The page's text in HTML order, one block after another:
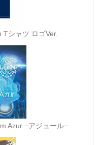
シャツ ロゴVer.
Azur −アジュール−